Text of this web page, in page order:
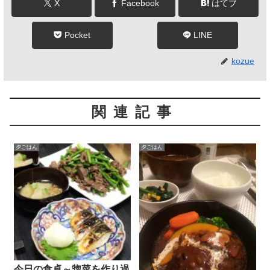
X Facebook はてブ
Pocket LINE
kozue
関連記事
夕ごはん 夕ごはん